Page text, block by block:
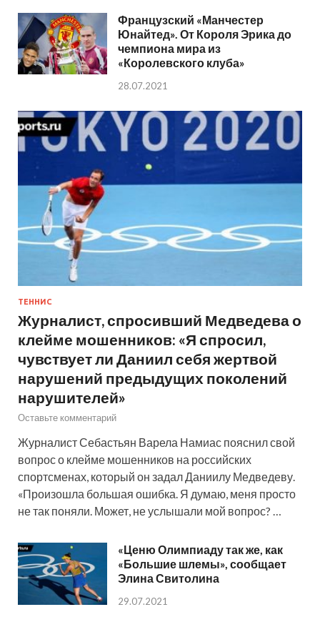
Французский «Манчестер
Юнайтед». От Короля Эрика до
чемпиона мира из
«Королевского клуба»
28.07.2021
ТЕННИС
Журналист, спросивший Медведева о
клейме мошенников: «Я спросил,
чувствует ли Даниил себя жертвой
нарушений предыдущих поколений
нарушителей»
Оставьте комментарий
Журналист Себастьян Варела Намиас пояснил свой
вопрос о клейме мошенников на российских
спортсменах, который он задал Даниилу Медведеву.
«Произошла большая ошибка. Я думаю, меня просто
не так поняли. Может, не услышали мой вопрос? …
«Ценю Олимпиаду так же, как
«Большие шлемы», сообщает
Элина Свитолина
29.07.2021